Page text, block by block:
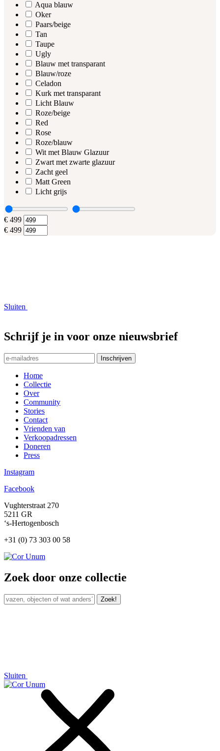
Aqua blauw
Oker
Paars/beige
Tan
Taupe
Ugly
Blauw met transparant
Blauw/roze
Celadon
Kurk met transparant
Licht Blauw
Roze/beige
Red
Rose
Roze/blauw
Wit met Blauw Glazuur
Zwart met zwarte glazuur
Zacht geel
Matt Green
Licht grijs
€ 499
€ 499
Sluiten
Schrijf je in voor onze nieuwsbrief
Inschrijven
Home
Collectie
Over
Community
Stories
Contact
Vrienden van
Verkoopadressen
Doneren
Press
Instagram
Facebook
Vughterstraat 270
5211 GR
‘s-Hertogenbosch
+31 (0) 73 303 00 58
Zoek door onze collectie
Zoek!
Sluiten